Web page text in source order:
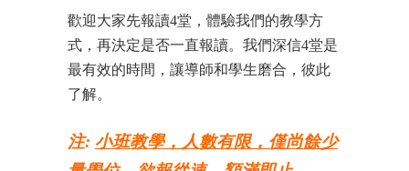
歡迎大家先報讀4堂，體驗我們的教學方
式，再決定是否一直報讀。我們深信4堂是
最有效的時間，讓導師和學生磨合，彼此
了解。
注: 小班教學，人數有限，僅尚餘少